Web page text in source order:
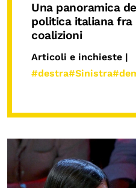
Una panoramica
politica italiana fra
coalizioni
Articoli e inchieste |
#destra#Sinistra